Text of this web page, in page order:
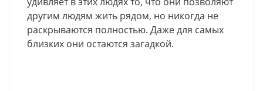
другим людям жить рядом, но никогда не
раскрываются полностью. Даже для самых
близких они остаются загадкой.